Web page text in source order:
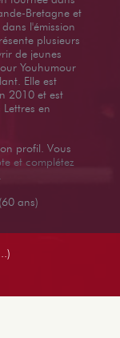
Bretagne et
l'émission
plusieurs
de jeunes
Youhumour
Elle est
2010 et est
en
profil. Vous
et complétez
ans)